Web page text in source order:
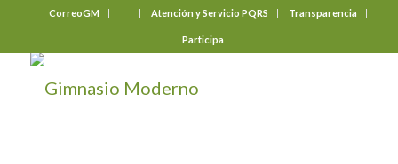
CorreoGM Atención y Servicio PQRS Transparencia
Participa